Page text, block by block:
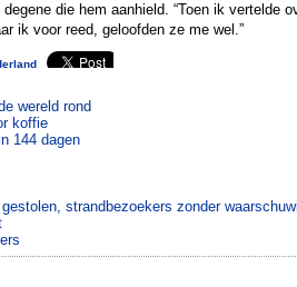
die hem aanhield. “Toen ik vertelde
ik voor reed, geloofden ze me wel.”
wereld rond
koffie
144 dagen
strandbezoekers zonder